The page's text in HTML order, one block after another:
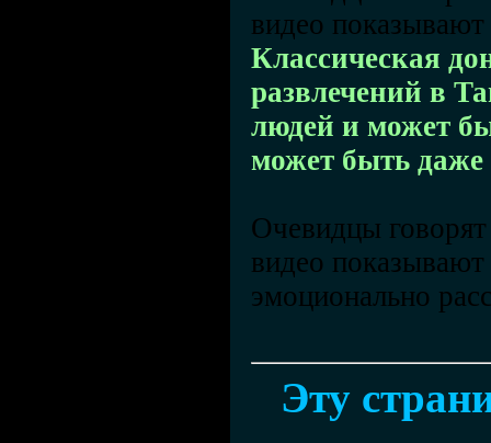
видео
Классическая
развлечений в
людей и может
может быть
Очевидцы
видео
эмоционально
Эту